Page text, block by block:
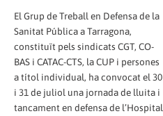
El Grup de Treball en Defensa de la
Sanitat Pública a Tarragona,
constituït pels sindicats CGT, CO-
BAS i CATAC-CTS, la CUP i persones
a títol individual, ha convocat el 30
i 31 de juliol una jornada de lluita i
tancament en defensa de l’Hospital